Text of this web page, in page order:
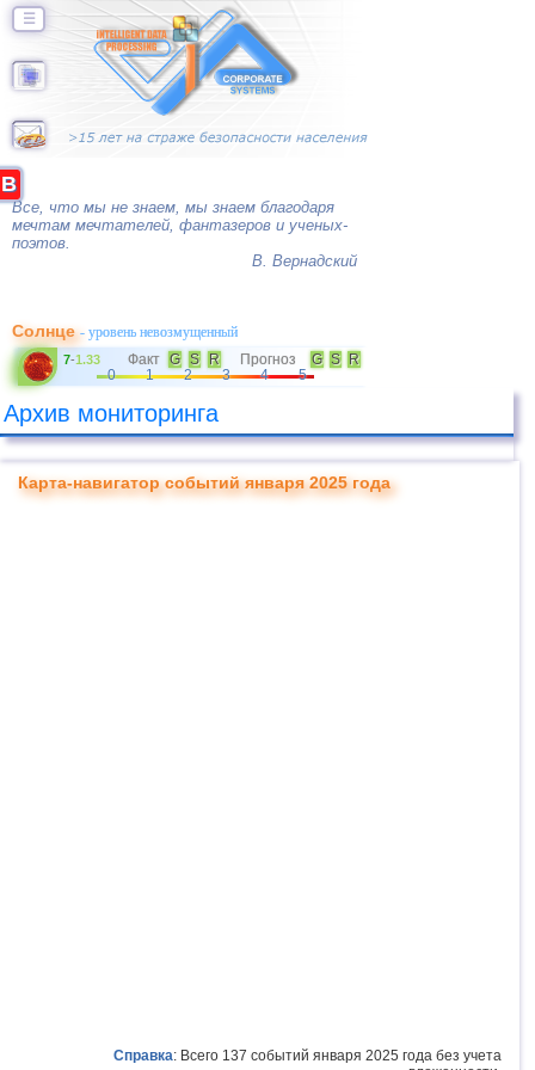
☰
Все, что мы не знаем, мы знаем благодаря
мечтам мечтателей, фантазеров и ученых-
поэтов.
В. Вернадский
Солнце- уровень невозмущенный
7-1.33 Факт G S R Прогноз G S
R
0
1 2 3 4 5
Архив мониторинга
B
Карта-навигатор событий января 2025 года
Справка: Всего 137 событий января 2025 года без учета